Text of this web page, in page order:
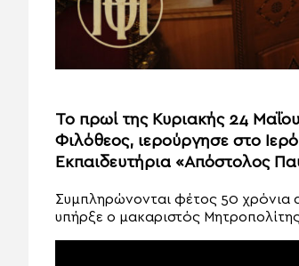
Το πρωί της Κυριακής 24
Φιλόθεος, ιερούργησε στο
Εκπαιδευτήρια «Απόστολος
Συμπληρώνονται φέτος 50 χρόνια
υπήρξε ο μακαριστός